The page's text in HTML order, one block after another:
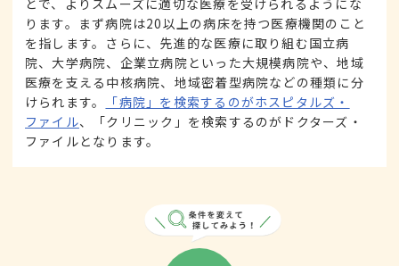
とで、よりスムーズに適切な医療を受けられるようにな
ります。まず病院は20以上の病床を持つ医療機関のこと
を指します。さらに、先進的な医療に取り組む国立病
院、大学病院、企業立病院といった大規模病院や、地域
医療を支える中核病院、地域密着型病院などの種類に分
けられます。
「病院」を検索するのがホスピタルズ・
ファイル、「クリニック」を検索するのがドクターズ・
ファイルとなります。